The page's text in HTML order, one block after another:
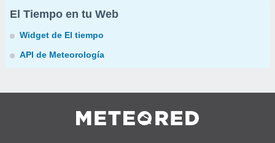
El Tiempo en tu Web
Widget de El tiempo
API de Meteorología